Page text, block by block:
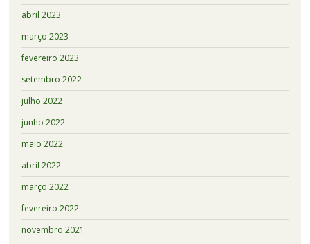
abril 2023
março 2023
fevereiro 2023
setembro 2022
julho 2022
junho 2022
maio 2022
abril 2022
março 2022
fevereiro 2022
novembro 2021